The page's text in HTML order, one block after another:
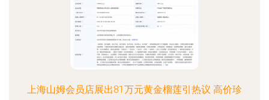
上海山姆会员店展出81万元黄金榴莲引热议 高价珍